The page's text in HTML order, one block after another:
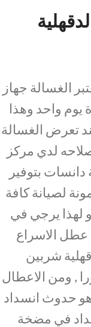
الغسالة جهاز
يوم واحد وهذا
تعرض الغسالة
لدي مركز
بتوفير
لصيانة كافة
لهذا يرجي في
الاسراع
شربين
فورا , ومن الاعطال
حدوث انسداد
في مضخة